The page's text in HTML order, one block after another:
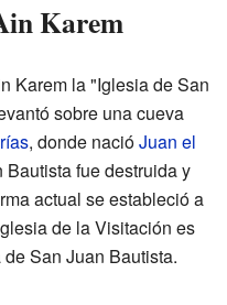
Karem
Karem la "Iglesia de San
sobre una cueva
, donde nacióJuan el
fue destruida y
actual se estableció a
de la Visitación es
San Juan Bautista.